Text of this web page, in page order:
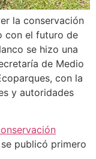
la conservación
con el futuro de
se hizo una
de Medio
con la
y autoridades
se publicó primero